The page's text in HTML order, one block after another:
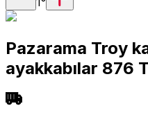
Pazarama Troy
ayakkabılar 876